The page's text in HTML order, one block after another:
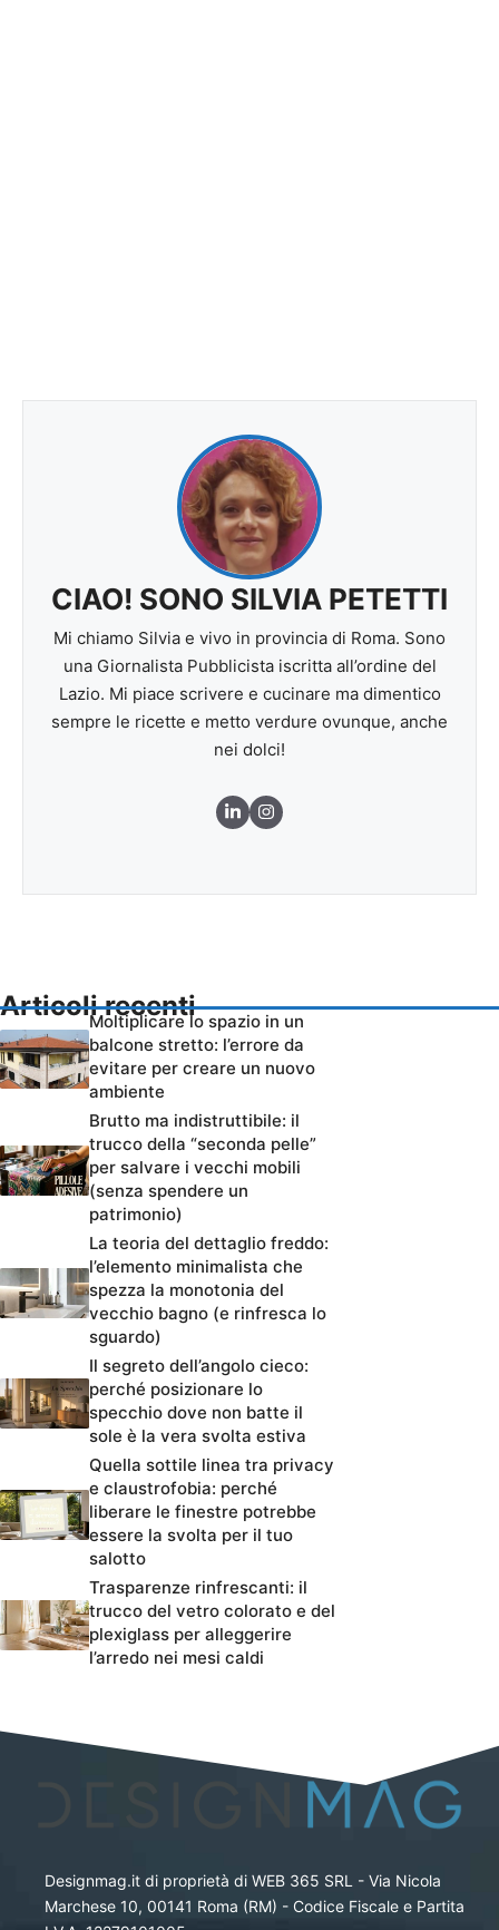
CIAO! SONO SILVIA PETETTI
Mi chiamo Silvia e vivo in provincia di Roma. Sono
una Giornalista Pubblicista iscritta all’ordine del
Lazio. Mi piace scrivere e cucinare ma dimentico
sempre le ricette e metto verdure ovunque, anche
nei dolci!
Articoli recenti
Moltiplicare lo spazio in un
balcone stretto: l’errore da
evitare per creare un nuovo
ambiente
Brutto ma indistruttibile: il
trucco della “seconda pelle”
per salvare i vecchi mobili
(senza spendere un
patrimonio)
La teoria del dettaglio freddo:
l’elemento minimalista che
spezza la monotonia del
vecchio bagno (e rinfresca lo
sguardo)
Il segreto dell’angolo cieco:
perché posizionare lo
specchio dove non batte il
sole è la vera svolta estiva
Quella sottile linea tra privacy
e claustrofobia: perché
liberare le finestre potrebbe
essere la svolta per il tuo
salotto
Trasparenze rinfrescanti: il
trucco del vetro colorato e del
plexiglass per alleggerire
l’arredo nei mesi caldi
Designmag.it di proprietà di WEB 365 SRL - Via Nicola
Marchese 10, 00141 Roma (RM) - Codice Fiscale e Partita